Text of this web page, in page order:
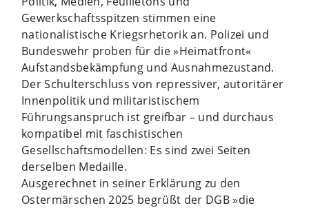
Gewerkschaftsspitzen stimmen eine
nationalistische Kriegsrhetorik an. Polizei und
Bundeswehr proben für die »Heimatfront«
Aufstandsbekämpfung und Ausnahmezustand.
Der Schulterschluss von repressiver, autoritärer
Innenpolitik und militaristischem
Führungsanspruch ist greifbar – und durchaus
kompatibel mit faschistischen
Gesellschaftsmodellen: Es sind zwei Seiten
derselben Medaille.
Ausgerechnet in seiner Erklärung zu den
Ostermärschen 2025 begrüßt der DGB »die